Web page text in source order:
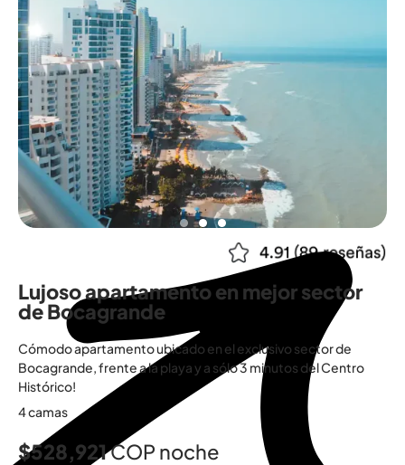
Lujoso apartamento en mejor sector
de Bocagrande
Cómodo apartamento ubicado en el exclusivo sector de
Bocagrande, frente a la playa y a sólo 3 minutos del Centro
Histórico!
4 camas
$528,921COP noche